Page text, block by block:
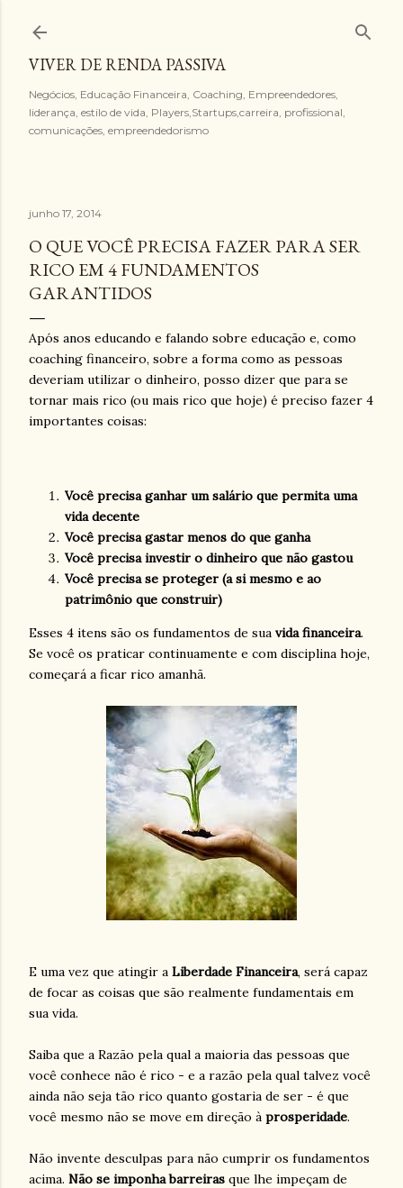
VIVER DE RENDA PASSIVA
Negócios, Educação Financeira, Coaching, Empreendedores,
liderança, estilo de vida, Players,Startups,carreira, profissional,
comunicações, empreendedorismo
junho 17, 2014
O QUE VOCÊ PRECISA FAZER PARA SER
RICO EM 4 FUNDAMENTOS
GARANTIDOS
Após anos educando e falando sobre educação e, como
coaching financeiro, sobre a forma como as pessoas
deveriam utilizar o dinheiro, posso dizer que para se
tornar mais rico (ou mais rico que hoje) é preciso fazer 4
importantes coisas:
Você precisa ganhar um salário que permita uma
vida decente
Você precisa gastar menos do que ganha
Você precisa investir o dinheiro que não gastou
Você precisa se proteger (a si mesmo e ao
patrimônio que construir)
Esses 4 itens são os fundamentos de sua vida financeira.
Se você os praticar continuamente e com disciplina hoje,
começará a ficar rico amanhã.
E uma vez que atingir a Liberdade Financeira, será capaz
de focar as coisas que são realmente fundamentais em
sua vida.
Saiba que a Razão pela qual a maioria das pessoas que
você conhece não é rico - e a razão pela qual talvez você
ainda não seja tão rico quanto gostaria de ser - é que
você mesmo não se move em direção à prosperidade.
Não invente desculpas para não cumprir os fundamentos
acima. Não se imponha barreiras que lhe impeçam de